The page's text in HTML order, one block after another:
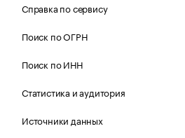
Справка по сервису
Поиск по ОГРН
Поиск по ИНН
Статистика и аудитория
Источники данных